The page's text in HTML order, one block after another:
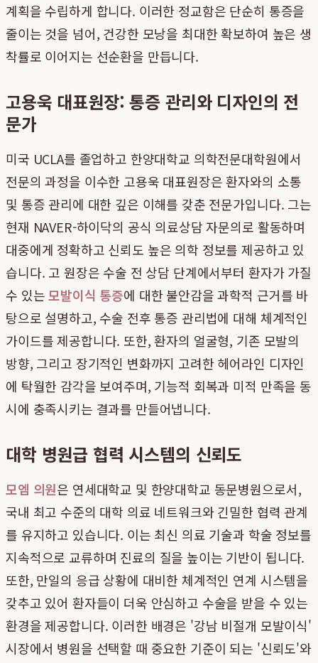
계획을 수립하게 합니다. 이러한 정교함은 단순히 통증을
줄이는 것을 넘어, 건강한 모낭을 최대한 확보하여 높은 생
착률로 이어지는 선순환을 만듭니다.
고용욱 대표원장: 통증 관리와 디자인의 전
문가
미국 UCLA를 졸업하고 한양대학교 의학전문대학원에서
전문의 과정을 이수한 고용욱 대표원장은 환자와의 소통
및 통증 관리에 대한 깊은 이해를 갖춘 전문가입니다. 그는
현재 NAVER-하이닥의 공식 의료상담 자문의로 활동하며
대중에게 정확하고 신뢰도 높은 의학 정보를 제공하고 있
습니다. 고 원장은 수술 전 상담 단계에서부터 환자가 가질
수 있는모발이식 통증에 대한 불안감을 과학적 근거를 바
탕으로 설명하고, 수술 전후 통증 관리법에 대해 체계적인
가이드를 제공합니다. 또한, 환자의 얼굴형, 기존 모발의
방향, 그리고 장기적인 변화까지 고려한 헤어라인 디자인
에 탁월한 감각을 보여주며, 기능적 회복과 미적 만족을 동
시에 충족시키는 결과를 만들어냅니다.
대학 병원급 협력 시스템의 신뢰도
모엠 의원은 연세대학교 및 한양대학교 동문병원으로서,
국내 최고 수준의 대학 의료 네트워크와 긴밀한 협력 관계
를 유지하고 있습니다. 이는 최신 의료 기술과 학술 정보를
지속적으로 교류하며 진료의 질을 높이는 기반이 됩니다.
또한, 만일의 응급 상황에 대비한 체계적인 연계 시스템을
갖추고 있어 환자들이 더욱 안심하고 수술을 받을 수 있는
환경을 제공합니다. 이러한 배경은 '강남 비절개 모발이식'
시장에서 병원을 선택할 때 중요한 기준이 되는 '신뢰도'와